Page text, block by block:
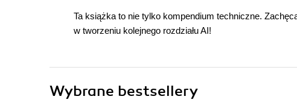
Ta książka to nie tylko kompendium techniczne.
w tworzeniu kolejnego rozdziału AI!
Wybrane bestsellery